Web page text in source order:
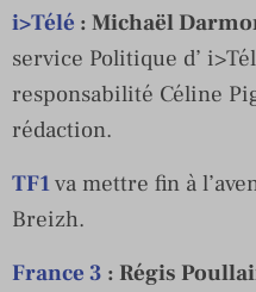
i>Télé : Michaël
service Politique d’
responsabilité Céline
rédaction.
TF1va mettre fin à
Breizh.
France 3 : Régis